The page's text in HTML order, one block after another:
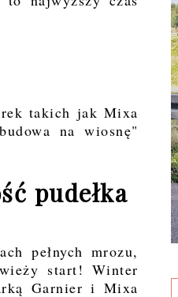
takich jak Mixa
na wiosnę"
pudełka
pełnych mrozu,
start! Winter
Garnier i Mixa